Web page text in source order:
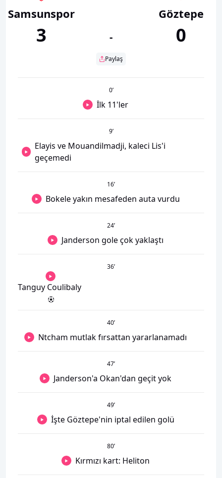
Samsunspor
3 -
Paylaş
Göztepe
0
0’
İlk 11'ler
9’
Elayis ve Mouandilmadji, kaleci Lis'i
geçemedi
16’
Bokele yakın mesafeden auta vurdu
24’
Janderson gole çok yaklaştı
36’
Tanguy Coulibaly
40’
Ntcham mutlak fırsattan yararlanamadı
47’
Janderson'a Okan'dan geçit yok
49’
İşte Göztepe'nin iptal edilen golü
80’
Kırmızı kart: Heliton